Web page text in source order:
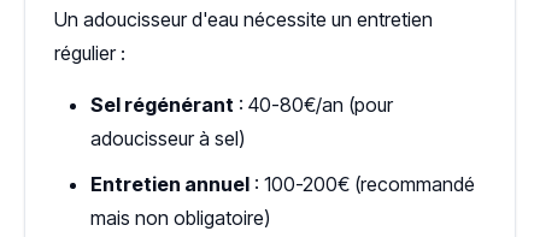
Un adoucisseur d'eau nécessite un entretien
régulier :
Sel régénérant : 40-80€/an (pour
adoucisseur à sel)
Entretien annuel : 100-200€ (recommandé
mais non obligatoire)